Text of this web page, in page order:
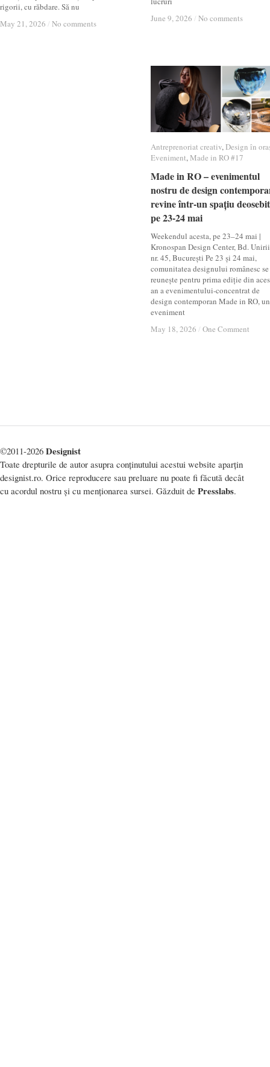
June 9, 2026 / No comments
June 9, 2026 / No comments
rigorii, cu răbdare. Să nu
May 21, 2026 / No comments
May 21, 2026 / No comments
Antreprenoriat creativ,Design în
Eveniment,Made in RO #17
Made in RO – evenimentul
nostru de design
revine într-un spațiu
pe 23-24 mai
Weekendul acesta, pe 23–24 mai |
Kronospan Design Center, Bd. Unirii
nr. 45, București Pe 23 și 24 mai,
comunitatea designului românesc se
reunește pentru prima ediție din
an a evenimentului-concentrat de
design contemporan Made in RO, un
eveniment
May 18, 2026 / One Comment
Antreprenoriat creativ Design în
Eveniment Made in RO #17
Made in RO – evenimentul
nostru de design
revine într-un spațiu
pe 23-24 mai
May 18, 2026 / One Comment
©2011-2026 Designist
Toate drepturile de autor asupra conținutului acestui website aparțin
designist.ro. Orice reproducere sau preluare nu poate fi făcută decât
cu acordul nostru și cu menționarea sursei. Găzduit de Presslabs.